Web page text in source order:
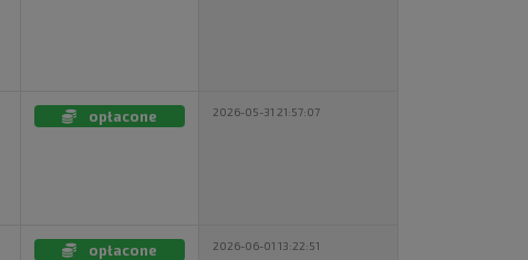
opłacone 2026-05-31 21:57:07
opłacone 2026-06-01 13:22:51